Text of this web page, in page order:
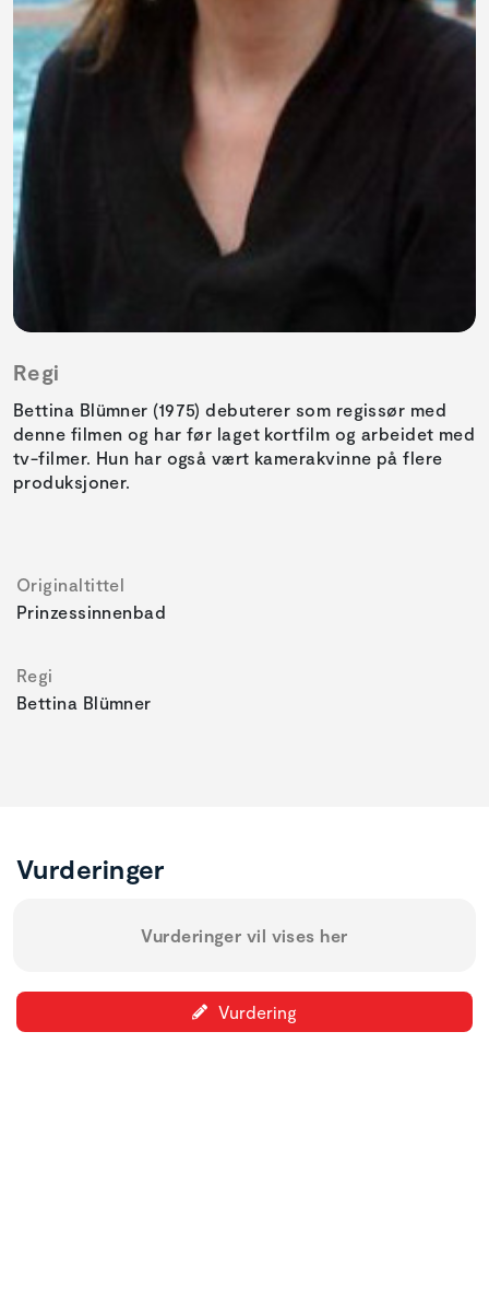
Regi
Bettina Blümner (1975) debuterer som regissør med
denne filmen og har før laget kortfilm og arbeidet med
tv-filmer. Hun har også vært kamerakvinne på flere
produksjoner.
Originaltittel
Prinzessinnenbad
Regi
Bettina Blümner
Vurderinger
Vurderinger vil vises her
Vurdering